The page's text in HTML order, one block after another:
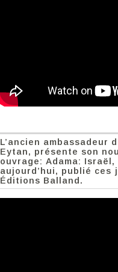
L’ancien ambassadeur
Eytan, présente son
ouvrage: Adama:
aujourd’hui, publié ces
Éditions Balland.